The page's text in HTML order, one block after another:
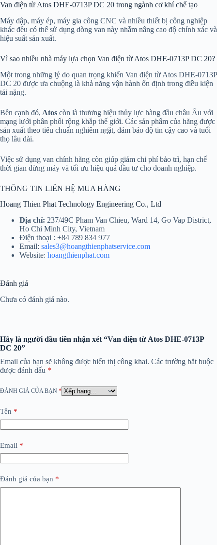
Van điện từ Atos DHE-0713P DC 20 trong ngành cơ khí chế tạo
Máy dập, máy ép, máy gia công CNC và nhiều thiết bị công nghiệp
khác đều có thể sử dụng dòng van này nhằm nâng cao độ chính xác và
hiệu suất sản xuất.
Vì sao nhiều nhà máy lựa chọn Van điện từ Atos DHE-0713P DC 20?
Một trong những lý do quan trọng khiến Van điện từ Atos DHE-0713P
DC 20 được ưa chuộng là khả năng vận hành ổn định trong điều kiện
tải nặng.
Bên cạnh đó, Atos còn là thương hiệu thủy lực hàng đầu châu Âu với
mạng lưới phân phối rộng khắp thế giới. Các sản phẩm của hãng được
sản xuất theo tiêu chuẩn nghiêm ngặt, đảm bảo độ tin cậy cao và tuổi
thọ lâu dài.
Việc sử dụng van chính hãng còn giúp giảm chi phí bảo trì, hạn chế
thời gian dừng máy và tối ưu hiệu quả đầu tư cho doanh nghiệp.
THÔNG TIN LIÊN HỆ MUA HÀNG
Hoang Thien Phat Technology Engineering Co., Ltd
Địa chỉ: 237/49C Pham Van Chieu, Ward 14, Go Vap District,
Ho Chi Minh City, Vietnam
Điện thoại : +84 789 834 977
Email: sales3@hoangthienphatservice.com
Website: hoangthienphat.com
Đánh giá
Chưa có đánh giá nào.
Hãy là người đầu tiên nhận xét “Van điện từ Atos DHE-0713P
DC 20”
Email của bạn sẽ không được hiển thị công khai. Các trường bắt buộc
được đánh dấu *
ĐÁNH GIÁ CỦA BẠN *
Tên *
Email *
Đánh giá của bạn *